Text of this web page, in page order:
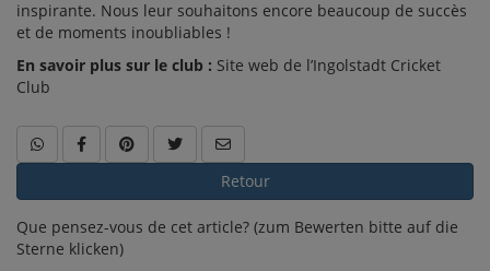
inspirante. Nous leur souhaitons encore beaucoup de succès
et de moments inoubliables !
En savoir plus sur le club : Site web de l’Ingolstadt Cricket
Club
Retour
Que pensez-vous de cet article? (zum Bewerten bitte auf die
Sterne klicken)